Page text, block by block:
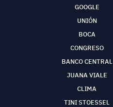
GOOGLE
UNIÓN
BOCA
CONGRESO
BANCO CENTRAL
JUANA VIALE
CLIMA
TINI STOESSEL